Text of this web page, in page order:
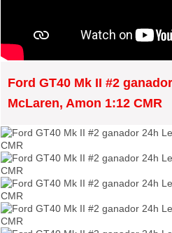
Ford GT40 Mk II #2
McLaren, Amon 1:12 CMR